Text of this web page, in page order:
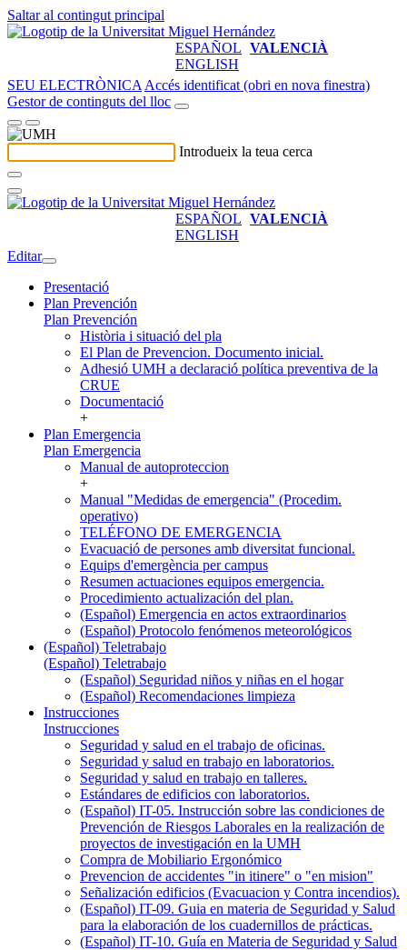
Saltar al contingut principal
ESPAÑOL VALENCIÀ
ENGLISH
SEU ELECTRÒNICA Accés identificat (obri en nova finestra)
Gestor de continguts del lloc
Introdueix la teua cerca
ESPAÑOL VALENCIÀ
ENGLISH
Editar
Presentació
Plan Prevención
Plan Prevención
Història i situació del pla
El Plan de Prevencion. Documento inicial.
Adhesió UMH a declaració política preventiva de la
CRUE
Documentació
+
Plan Emergencia
Plan Emergencia
Manual de autoproteccion
+
Manual "Medidas de emergencia" (Procedim.
operativo)
TELÉFONO DE EMERGENCIA
Evacuació de persones amb diversitat funcional.
Equips d'emergència per campus
Resumen actuaciones equipos emergencia.
Procedimiento actualización del plan.
(Español) Emergencia en actos extraordinarios
(Español) Protocolo fenómenos meteorológicos
(Español) Teletrabajo
(Español) Teletrabajo
(Español) Seguridad niños y niñas en el hogar
(Español) Recomendaciones limpieza
Instrucciones
Instrucciones
Seguridad y salud en el trabajo de oficinas.
Seguridad y salud en trabajo en laboratorios.
Seguridad y salud en trabajo en talleres.
Estándares de edificios con laboratorios.
(Español) IT-05. Instrucción sobre las condiciones de
Prevención de Riesgos Laborales en la realización de
proyectos de investigación en la UMH
Compra de Mobiliario Ergonómico
Prevencion de accidentes "in itinere" o "en mision"
Señalización edificios (Evacuacion y Contra incendios).
(Español) IT-09. Guia en materia de Seguridad y Salud
para la elaboración de los cuadernillos de prácticas.
(Español) IT-10. Guía en Materia de Seguridad y Salud